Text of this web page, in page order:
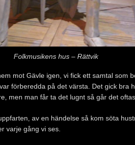
Folkmusikens hus – Rättvik
mot Gävle igen, vi fick ett samtal som
förberedda på det värsta. Det gick bra
men man får ta det lugnt så går det
av en händelse så kom söta
varje gång vi ses.